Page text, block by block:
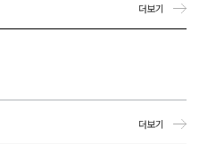
더보기
더보기